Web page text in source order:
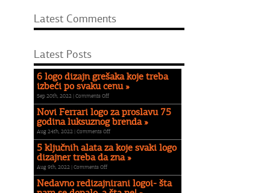
Latest Comments
Latest Posts
6 logo dizajn grešaka koje treba
izbeći po svaku cenu »
Sep 20th, 2022 |Comments Offon
6
logo
dizajn
grešaka
koje
treba
izbeći
svaku
Novi Ferrari logo za proslavu 75
godina luksuznog brenda »
Aug 24th, 2022 |Comments Offon
Novi
Ferrari
logo
proslavu
75
5 ključnih alata za koje svaki logo
dizajner treba da zna »
Aug 9th, 2022 |Comments Offon
5
ključnih
Nedavno redizajnirani logoi- šta